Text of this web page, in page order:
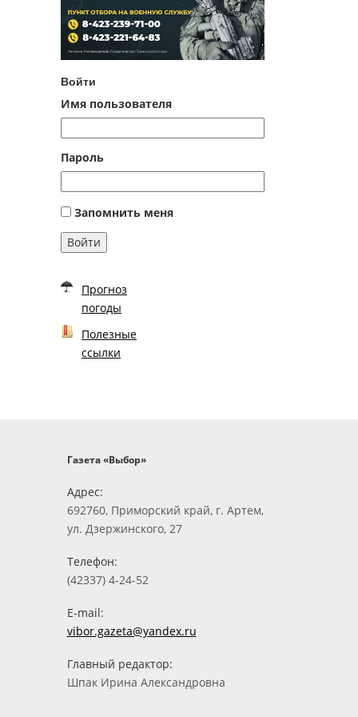
Войти
Имя пользователя
Пароль
Запомнить меня
Войти
Прогноз
погоды
Полезные
ссылки
Газета «Выбор»
Адрес:
692760, Приморский край, г. Артем,
ул. Дзержинского, 27
Телефон:
(42337) 4-24-52
E-mail:
vibor.gazeta@yandex.ru
Главный редактор:
Шпак Ирина Александровна